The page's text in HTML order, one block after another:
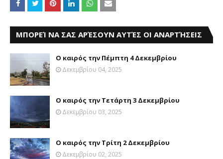
ΜΠΟΡΕΊ ΝΑ ΣΑΣ ΑΡΈΣΟΥΝ ΑΥΤΈΣ ΟΙ ΑΝΑΡΤΉΣΕΙΣ
Ο καιρός την Πέμπτη 4 Δεκεμβρίου
Δεκεμβρίου 04, 2025
Ο καιρός την Τετάρτη 3 Δεκεμβρίου
Δεκεμβρίου 03, 2025
Ο καιρός την Τρίτη 2 Δεκεμβρίου
Δεκεμβρίου 02, 2025